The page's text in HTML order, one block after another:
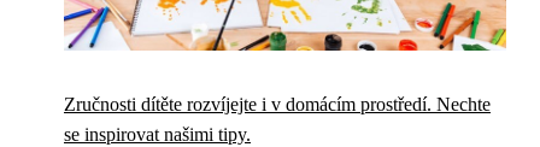
Zručnosti dítěte rozvíjejte i v domácím prostředí. Nechte
se inspirovat našimi tipy.